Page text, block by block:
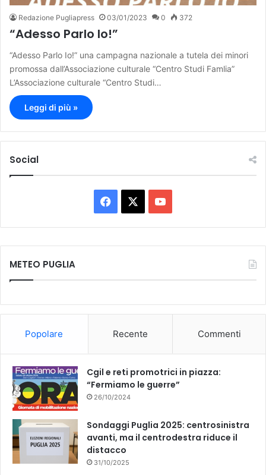
Redazione Pugliapress 03/01/2023 0 372
“Adesso Parlo Io!”
“Adesso Parlo Io!” una campagna nazionale a tutela dei minori
promossa dall’Associazione culturale “Centro Studi Famlia”
L’Associazione culturale “Centro Studi…
Leggi di più »
Social
a
c
k
o
u
METEO PUGLIA
Popolare Recente Commenti
Cgil e reti promotrici in piazza:
“Fermiamo le guerre”
26/10/2024
Sondaggi Puglia 2025: centrosinistra
avanti, ma il centrodestra riduce il
distacco
31/10/2025